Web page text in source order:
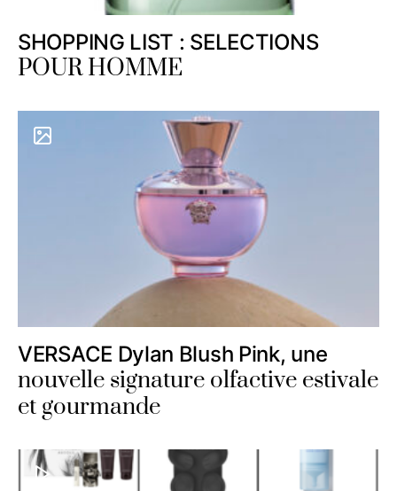
SHOPPING LIST : SELECTIONS
POUR HOMME
VERSACE Dylan Blush Pink, une
nouvelle signature olfactive estivale
et gourmande